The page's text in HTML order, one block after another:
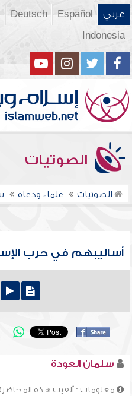
عربي Español
Deutsch
Indonesia
الصوتيات
الصوتيات علماء ودعاة
أساليبهم في حرب
سلمان العودة